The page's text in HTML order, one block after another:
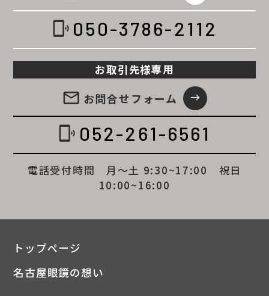
phonelink_ring 050-3786-2112
お取引先様専用
email お問合せフォーム east
phonelink_ring 052-261-6561
電話受付時間 月～土 9:30~17:00 祝日
10:00~16:00
トップページ
名古屋眼鏡の想い